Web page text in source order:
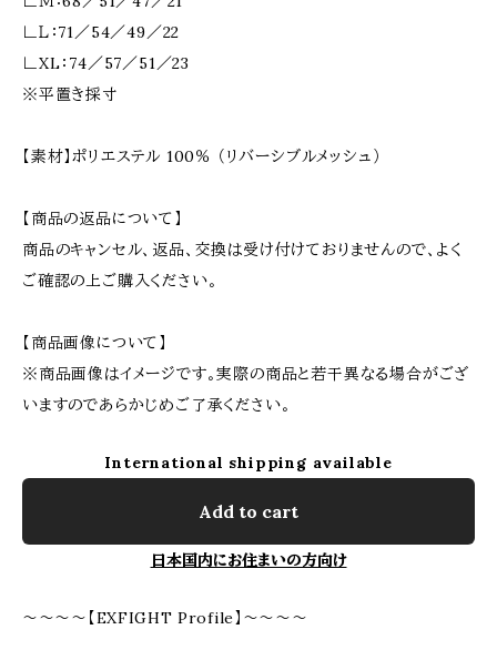
∟Ｌ：71／54／49／22
∟XL：74／57／51／23
※平置き採寸
【素材】ポリエステル 100％ （リバーシブルメッシュ）
【商品の返品について】
商品のキャンセル、返品、交換は受け付けておりませんので、よく
ご確認の上ご購入ください。
【商品画像について】
※商品画像はイメージです。実際の商品と若干異なる場合がござ
いますのであらかじめご了承ください。
International shipping available
Add to cart
日本国内にお住まいの方向け
～～～～【EXFIGHT Profile】～～～～